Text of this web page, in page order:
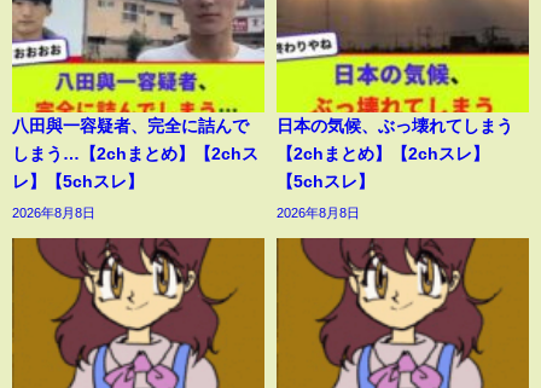
八田與一容疑者、完全に詰んで
しまう…【2chまとめ】【2chス
レ】【5chスレ】
2026年8月8日
日本の気候、ぶっ壊れてしまう
【2chまとめ】【2chスレ】
【5chスレ】
2026年8月8日